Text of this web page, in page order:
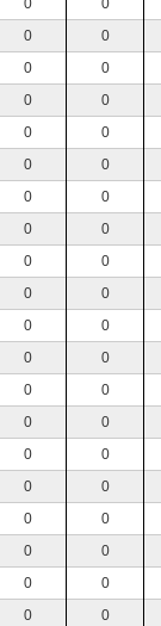
0
0
0
0
0
0
0
0
0
0
0
0
0
0
0
0
0
0
0
0
0
0
0
0
0
0
0
0
0
0
0
0
0
0
0
0
0
0
0
0